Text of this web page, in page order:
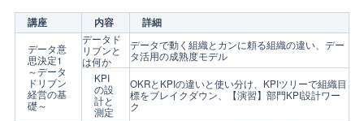
講座 内容 詳細
データ意
思決定1
～データ
ドリブン
経営の基
礎～
データド
リブンと
は何か
データで動く組織とカンに頼る組織の違い、デー
タ活用の成熟度モデル
KPI
の設
計と
測定
OKRとKPIの違いと使い分け、KPIツリーで組織目
標をブレイクダウン、【演習】部門KPI設計ワー
ク